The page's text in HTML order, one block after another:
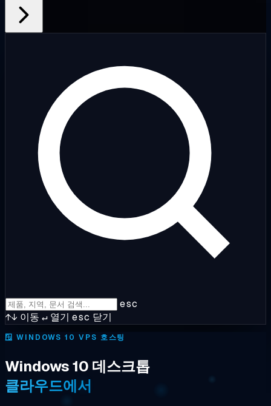
esc
↑↓ 이동 ↵ 열기 esc 닫기
🪟 WINDOWS 10 VPS 호스팅
Windows 10 데스크톱
클라우드에서